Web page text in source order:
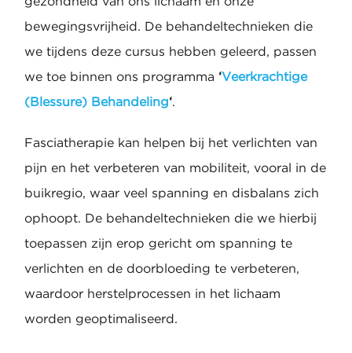
bewegingsvrijheid. De behandeltechnieken die
we tijdens deze cursus hebben geleerd, passen
we toe binnen ons programma ‘Veerkrachtige
(Blessure) Behandeling‘.
Fasciatherapie kan helpen bij het verlichten van
pijn en het verbeteren van mobiliteit, vooral in de
buikregio, waar veel spanning en disbalans zich
ophoopt. De behandeltechnieken die we hierbij
toepassen zijn erop gericht om spanning te
verlichten en de doorbloeding te verbeteren,
waardoor herstelprocessen in het lichaam
worden geoptimaliseerd.